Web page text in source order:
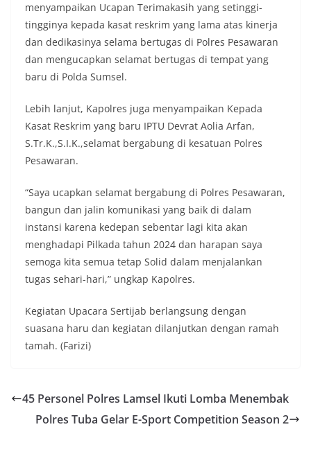
menyampaikan Ucapan Terimakasih yang setinggi-
tingginya kepada kasat reskrim yang lama atas kinerja
dan dedikasinya selama bertugas di Polres Pesawaran
dan mengucapkan selamat bertugas di tempat yang
baru di Polda Sumsel.
Lebih lanjut, Kapolres juga menyampaikan Kepada
Kasat Reskrim yang baru IPTU Devrat Aolia Arfan,
S.Tr.K.,S.I.K.,selamat bergabung di kesatuan Polres
Pesawaran.
“Saya ucapkan selamat bergabung di Polres Pesawaran,
bangun dan jalin komunikasi yang baik di dalam
instansi karena kedepan sebentar lagi kita akan
menghadapi Pilkada tahun 2024 dan harapan saya
semoga kita semua tetap Solid dalam menjalankan
tugas sehari-hari,” ungkap Kapolres.
Kegiatan Upacara Sertijab berlangsung dengan
suasana haru dan kegiatan dilanjutkan dengan ramah
tamah. (Farizi)
45 Personel Polres Lamsel Ikuti Lomba Menembak
Polres Tuba Gelar E-Sport Competition Season 2